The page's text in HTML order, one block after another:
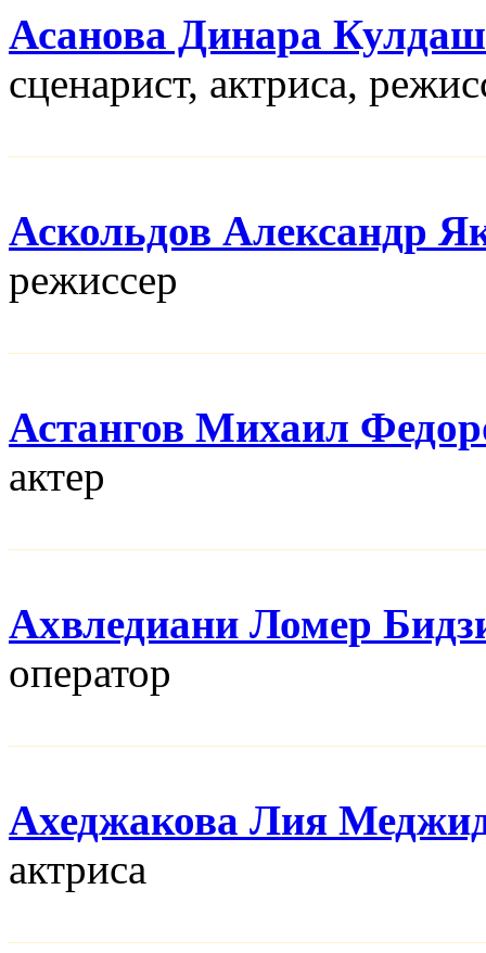
Асанова Динара
сценарист, актриса,
Аскольдов Александр
режисcер
Астангов Михаил
актер
Ахвледиани Ломер
оператор
Ахеджакова Лия
актриса